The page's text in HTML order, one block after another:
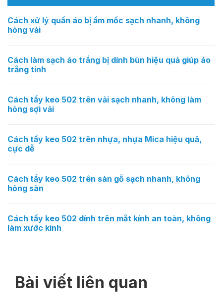
Cách xử lý quần áo bị ẩm mốc sạch nhanh, không
hỏng vải
Cách làm sạch áo trắng bị dính bùn hiệu quả giúp áo
trắng tinh
Cách tẩy keo 502 trên vải sạch nhanh, không làm
hỏng sợi vải
Cách tẩy keo 502 trên nhựa, nhựa Mica hiệu quả,
cực dễ
Cách tẩy keo 502 trên sàn gỗ sạch nhanh, không
hỏng sàn
Cách tẩy keo 502 dính trên mắt kính an toàn, không
làm xước kính
Bài viết liên quan